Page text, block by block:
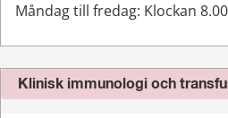
Måndag till fredag: Klockan
Klinisk immunologi och